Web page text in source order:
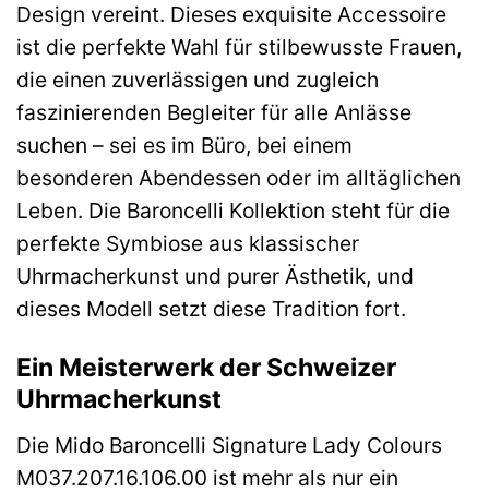
Design vereint. Dieses exquisite Accessoire
ist die perfekte Wahl für stilbewusste Frauen,
die einen zuverlässigen und zugleich
faszinierenden Begleiter für alle Anlässe
suchen – sei es im Büro, bei einem
besonderen Abendessen oder im alltäglichen
Leben. Die Baroncelli Kollektion steht für die
perfekte Symbiose aus klassischer
Uhrmacherkunst und purer Ästhetik, und
dieses Modell setzt diese Tradition fort.
Ein Meisterwerk der Schweizer
Uhrmacherkunst
Die Mido Baroncelli Signature Lady Colours
M037.207.16.106.00 ist mehr als nur ein